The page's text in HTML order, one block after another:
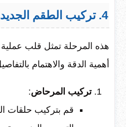
4. تركيب الطقم الجديد
هذه المرحلة تمثل قلب عملية
أهمية الدقة والاهتمام
تركيب المرحاض:
قم بتركيب حلقات